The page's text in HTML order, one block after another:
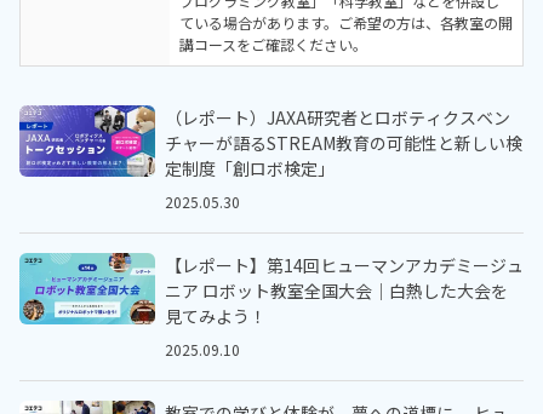
ている場合があります。ご希望の方は、各教室の開
講コースをご確認ください。
（レポート）JAXA研究者とロボティクスベン
チャーが語るSTREAM教育の可能性と新しい検
定制度「創ロボ検定」
2025.05.30
【レポート】第14回ヒューマンアカデミージュ
ニア ロボット教室全国大会｜白熱した大会を
見てみよう！
2025.09.10